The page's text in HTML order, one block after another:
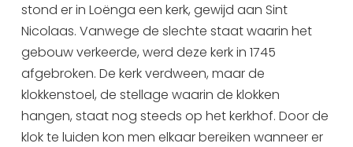
Veel bezochte pagina's:
Top 10 leuke dingen
Vakantie vieren in Sneek
Uitgaan in Sneek
Overnachten in Sneek
stond er in Loënga een kerk, gewijd aan Sint
Nicolaas. Vanwege de slechte staat waarin het
gebouw verkeerde, werd deze kerk in 1745
afgebroken. De kerk verdween, maar de
klokkenstoel, de stellage waarin de klokken
hangen, staat nog steeds op het kerkhof. Door de
klok te luiden kon men elkaar bereiken wanneer er